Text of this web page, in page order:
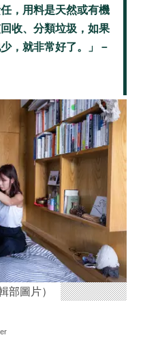
，用料是天然或有機
收、分類垃圾，如果
，就非常好了。」－
部圖片）